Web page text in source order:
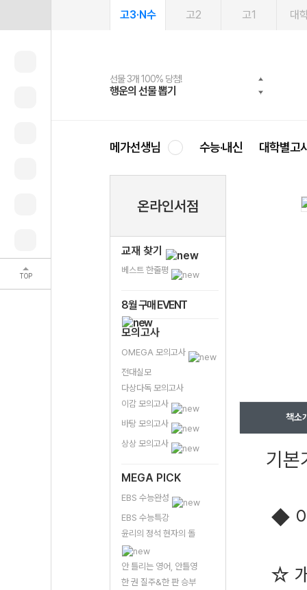
TOP
고3·N수 고2 고1 대
선물 3개 100% 당첨!
행운의 선물 뽑기
선물 100% 증정!
메가스터디 X 올리브
여름방학 스터디 캐시백
메가런 썸머스쿨
2027 러셀 단과
강사 공개선발
스마트러닝앱
설문 EVENT
메가패스
3일 무료 체험권
메가패스 수강생 무료혜택!
메가클럽 멤버십
사회공헌 캠페인
희망이룸 메가나눔
메가선생님 수능·내신 대학별고
온라인서점
교재 찾기
베스트 한줄평
8월 구매 EVENT
모의고사
OMEGA 모의고사
전대실모
다상다독 모의고사
이감 모의고사
바탕 모의고사
상상 모의고사
MEGA PICK
EBS 수능완성
EBS 수능특강
윤리의 정석 현자의 돌
안 틀리는 영어, 안틀영
한 권 질주&한 판 승부
책소
기본
◆ 이
☆ 개